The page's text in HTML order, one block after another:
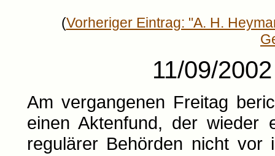
(Vorheriger Eintrag: "A. H.
11/09/
Am vergangenen Freitag
einen Aktenfund, der wieder
regulärer Behörden nicht vor